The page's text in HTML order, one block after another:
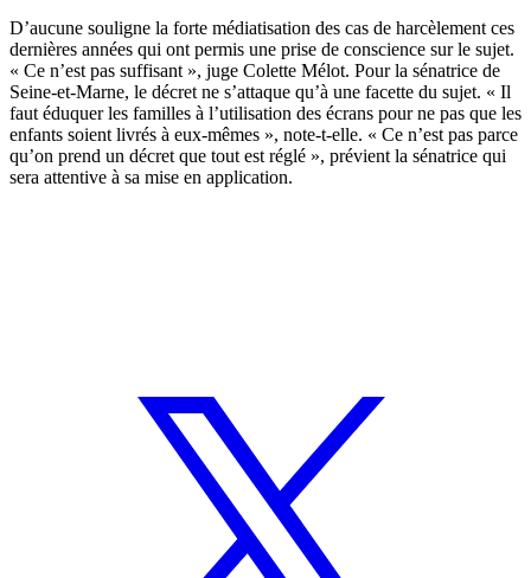
D’aucune souligne la forte médiatisation des cas de harcèlement ces
dernières années qui ont permis une prise de conscience sur le sujet.
« Ce n’est pas suffisant », juge Colette Mélot. Pour la sénatrice de
Seine-et-Marne, le décret ne s’attaque qu’à une facette du sujet. « Il
faut éduquer les familles à l’utilisation des écrans pour ne pas que les
enfants soient livrés à eux-mêmes », note-t-elle. « Ce n’est pas parce
qu’on prend un décret que tout est réglé », prévient la sénatrice qui
sera attentive à sa mise en application.